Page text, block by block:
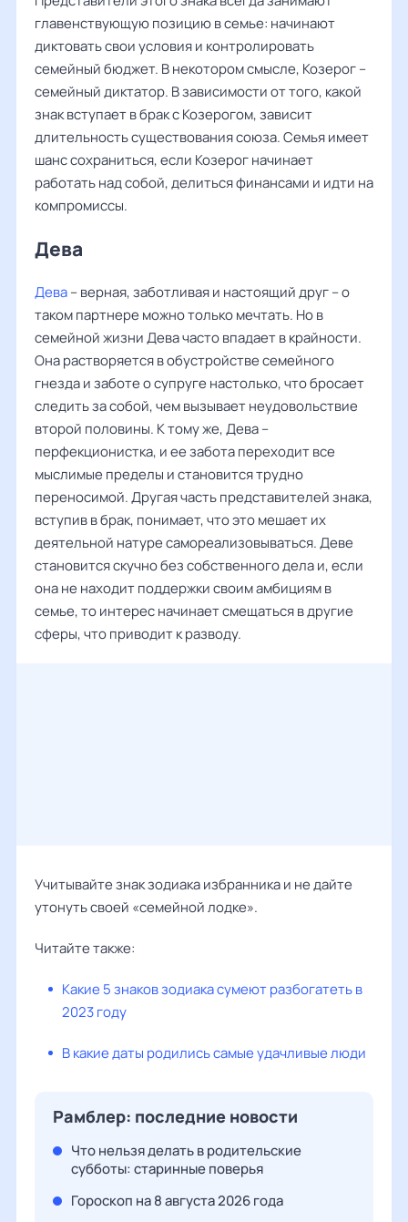
главенствующую позицию в семье: начинают
диктовать свои условия и контролировать
семейный бюджет. В некотором смысле, Козерог –
семейный диктатор. В зависимости от того, какой
знак вступает в брак с Козерогом, зависит
длительность существования союза. Семья имеет
шанс сохраниться, если Козерог начинает
работать над собой, делиться финансами и идти на
компромиссы.
Дева
Дева– верная, заботливая и настоящий друг – о
таком партнере можно только мечтать. Но в
семейной жизни Дева часто впадает в крайности.
Она растворяется в обустройстве семейного
гнезда и заботе о супруге настолько, что бросает
следить за собой, чем вызывает неудовольствие
второй половины. К тому же, Дева –
перфекционистка, и ее забота переходит все
мыслимые пределы и становится трудно
переносимой. Другая часть представителей знака,
вступив в брак, понимает, что это мешает их
деятельной натуре самореализовываться. Деве
становится скучно без собственного дела и, если
она не находит поддержки своим амбициям в
семье, то интерес начинает смещаться в другие
сферы, что приводит к разводу.
Учитывайте знак зодиака избранника и не дайте
утонуть своей «семейной лодке».
Читайте также:
Какие 5 знаков зодиака сумеют разбогатеть в
2023 году
В какие даты родились самые удачливые люди
Рамблер: последние новости
Что нельзя делать в родительские
субботы: старинные поверья
Гороскоп на 8 августа 2026 года